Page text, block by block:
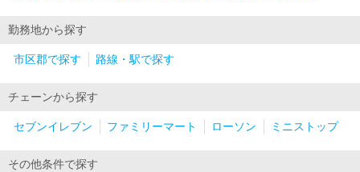
勤務地から探す
市区郡で探す 路線・駅で探す
チェーンから探す
セブンイレブン ファミリーマート ローソン ミニストップ
その他条件で探す